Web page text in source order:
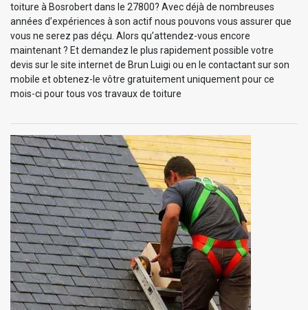
toiture à Bosrobert dans le 27800? Avec déjà de nombreuses
années d’expériences à son actif nous pouvons vous assurer que
vous ne serez pas déçu. Alors qu’attendez-vous encore
maintenant ? Et demandez le plus rapidement possible votre
devis sur le site internet de Brun Luigi ou en le contactant sur son
mobile et obtenez-le vôtre gratuitement uniquement pour ce
mois-ci pour tous vos travaux de toiture